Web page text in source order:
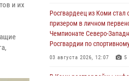
и их
Росгвардеец из Коми стал
призером в личном
Чемпионате Северо-
Росгвардии по
03 августа 2026, 12:07 5
В Коми росгвардейцы